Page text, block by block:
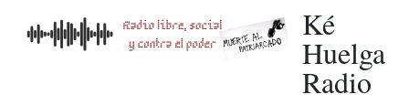
Ké
Huelga
Radio